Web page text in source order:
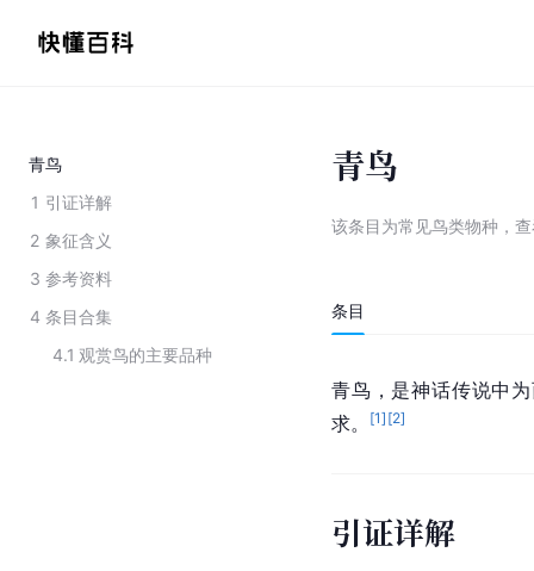
青鸟
1 引证详解
2 象征含义
3 参考资料
4 条目合集
4.1 观赏鸟的主要品种
青鸟
该条目为常见鸟类物种 ，
条目
青鸟，是神话传说中
求。
[1] [2]
引证详解